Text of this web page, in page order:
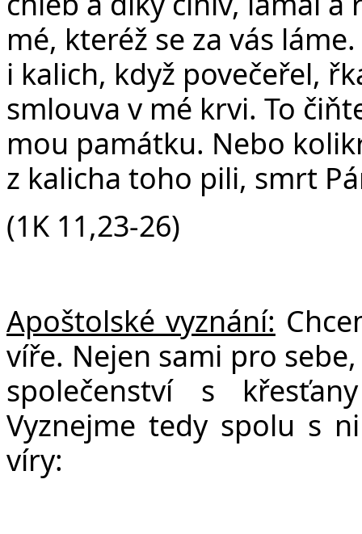
mé, kteréž se za vás
i kalich, když povečeřel,
smlouva v mé krvi. To
mou památku. Nebo
z kalicha toho pili, smrt
(1K 11,23-26)
Apoštolské vyznání:
víře. Nejen sami pro
společenství s
Vyznejme tedy spolu s
víry: